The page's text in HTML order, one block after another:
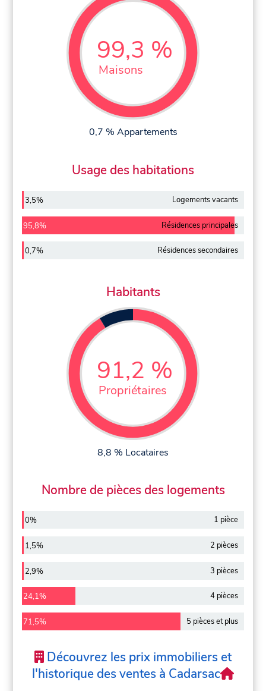
99,3 %
Maisons
0,7 % Appartements
Usage des habitations
3,5% Logements vacants
95,8% Résidences principales
0,7% Résidences secondaires
Habitants
91,2 %
Propriétaires
8,8 % Locataires
Nombre de pièces des logements
0% 1 pièce
1,5% 2 pièces
2,9% 3 pièces
24,1% 4 pièces
71,5% 5 pièces et plus
Découvrez les prix immobiliers et
l'historique des ventes à Cadarsac